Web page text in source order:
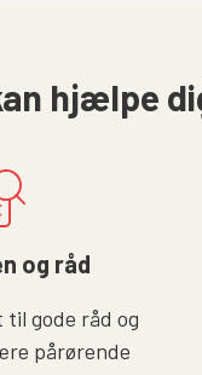
hjælpe
og råd
gode råd og
pårørende